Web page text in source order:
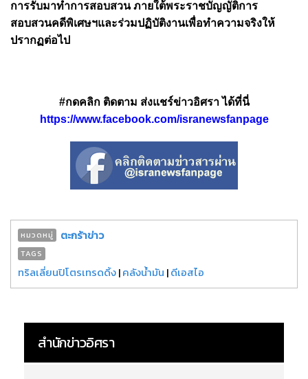
การรับมาทำการสอบสวน ภายใต้พระราชบัญญัติการ
สอบสวนคดีพิเศษฯและร่วมปฏิบัติงานเพื่อทำความจริงให้
ปรากฏต่อไป
#กดคลิก ติดตาม ส่งแชร์ข่าวอิศรา ได้ที่นี่
https://www.facebook.com/isranewsfanpage
หมวดหมู่ ตะกร้าข่าว
TAGS
ทริลเลี่ยนปิโตรเทรดดิ้ง|คลังน้ำมัน |ดีเอสไอ
สำนักข่าวอิศรา